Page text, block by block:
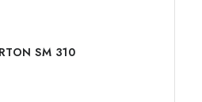
SM 310